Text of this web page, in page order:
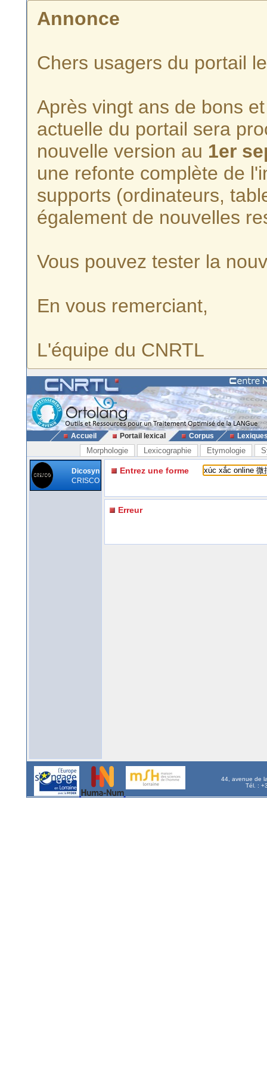
Annonce
Chers usagers du portail
Après vingt ans de bons
actuelle du portail sera
nouvelle version au 1er
une refonte complète de
supports (ordinateurs,
également de nouvelles
Vous pouvez tester la
En vous remerciant,
L'équipe du CNRTL
Accueil Portail lexical Corpus
Morphologie Lexicographie Etymologie
Dicosyn
CRISCO
Entrez une forme
Erreur
44, avenue de
Tél. :